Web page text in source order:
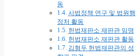
동
사법정책 연구 및 법원행
정처 활동
헌법재판소 재판관 임명
헌법재판소 재판관 활동
김형두 헌법재판관의 성